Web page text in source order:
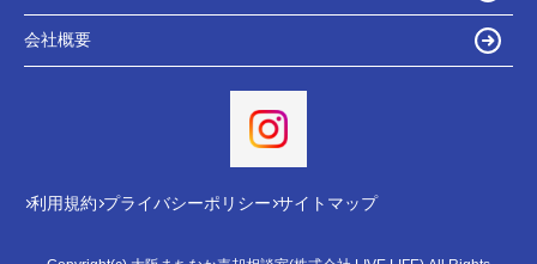
会社概要
利用規約 プライバシーポリシー サイトマップ